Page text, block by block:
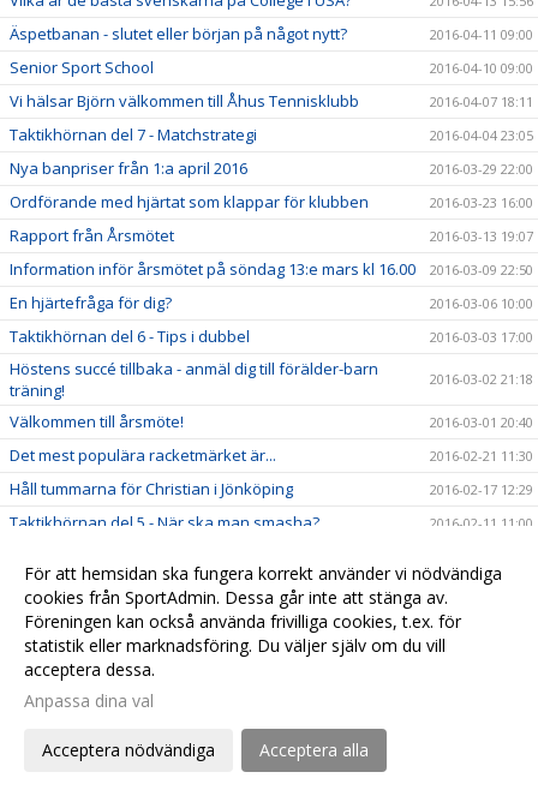
Äspetbanan - slutet eller början på något nytt? 2016-04-11 09:00
Senior Sport School 2016-04-10 09:00
Vi hälsar Björn välkommen till Åhus Tennisklubb 2016-04-07 18:11
Taktikhörnan del 7 - Matchstrategi 2016-04-04 23:05
Nya banpriser från 1:a april 2016 2016-03-29 22:00
Ordförande med hjärtat som klappar för klubben 2016-03-23 16:00
Rapport från Årsmötet 2016-03-13 19:07
Information inför årsmötet på söndag 13:e mars kl 16.00 2016-03-09 22:50
En hjärtefråga för dig? 2016-03-06 10:00
Taktikhörnan del 6 - Tips i dubbel 2016-03-03 17:00
Höstens succé tillbaka - anmäl dig till förälder-barn
träning!
2016-03-02 21:18
Välkommen till årsmöte! 2016-03-01 20:40
Det mest populära racketmärket är... 2016-02-21 11:30
Håll tummarna för Christian i Jönköping 2016-02-17 12:29
Taktikhörnan del 5 - När ska man smasha? 2016-02-11 11:00
Taktikhörnan del 4 - ta emot serve från vänsterhänt
spelare
2016-02-05 15:00
Rapport från University of California - Filip Bergevi på
matchdag
2016-01-30 22:13
Nu är det avgjort, den bästa banan i hallen är...
Var köper man de coolaste och bästa tennisprylarna?
Tips om ny tennisblogg från touren - Magnus Norman
För att hemsidan ska fungera korrekt använder vi nödvändiga
cookies från SportAdmin. Dessa går inte att stänga av.
Föreningen kan också använda frivilliga cookies, t.ex. för
statistik eller marknadsföring. Du väljer själv om du vill
acceptera dessa.
Anpassa dina val
Acceptera nödvändiga Acceptera alla